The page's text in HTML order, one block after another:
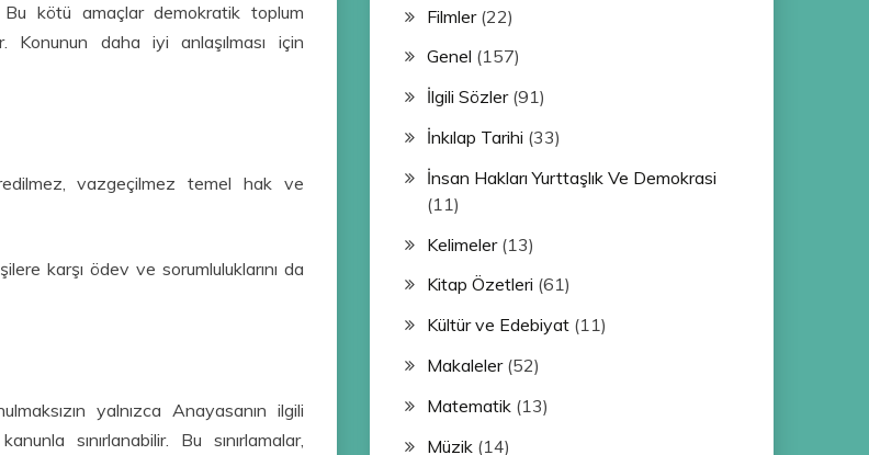
Bu kötü amaçlar demokratik toplum
daha iyi anlaşılması için
vazgeçilmez temel hak ve
karşı ödev ve sorumluluklarını da
yalnızca Anayasanın ilgili
sınırlanabilir. Bu sınırlamalar,
Filmler(22)
Genel (157)
İlgili Sözler(91)
İnkılap Tarihi (33)
İnsan Hakları Yurttaşlık Ve Demokrasi
(11)
Kelimeler(13)
Kitap Özetleri (61)
Kültür ve Edebiyat(11)
Makaleler(52)
Matematik(13)
Müzik(14)